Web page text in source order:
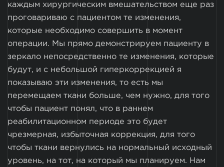
каждым хирургическим вмешательством еще раз
проговариваю с пациентом те изменения,
которые необходимо совершить в момент
операции. Мы прямо демонстрируем пациенту в
зеркало непосредственно те изменения, которые
будут, и с небольшой гиперкоррекцией я
показываю эти изменения, то есть мы
перемещаем ткани больше, чем нужно, для того
чтобы пациент понял, что в раннем
реабилитационном периоде это будет
чрезмерная, избыточная коррекция, для того
чтобы ткани вернулись на нормальный исходный
уровень, на тот, на который мы планируем. Нам